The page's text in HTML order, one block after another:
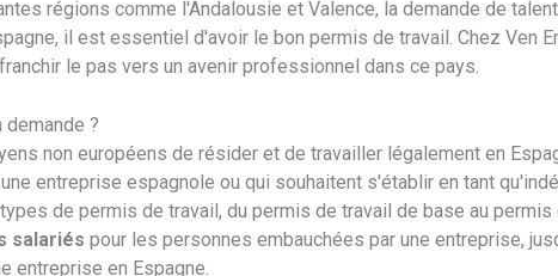
régions comme l'Andalousie et Valence, la demande de
il est essentiel d'avoir le bon permis de travail. Chez Ven
le pas vers un avenir professionnel dans ce pays.
?
non européens de résider et de travailler légalement en
entreprise espagnole ou qui souhaitent s'établir en tant
de permis de travail, du permis de travail de base au permis
salariés pour les personnes embauchées par une entreprise,
entreprise en Espagne.